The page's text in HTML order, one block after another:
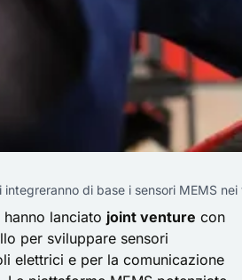
di base i sensori MEMS nei
lanciato joint venture con
per sviluppare sensori
elettrici e per la comunicazione